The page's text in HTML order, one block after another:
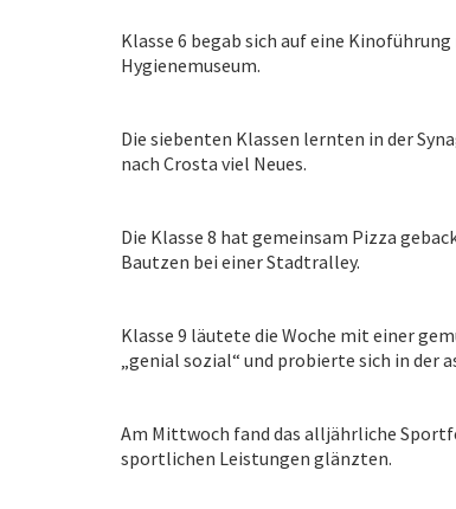
Klasse 6 begab sich auf eine
Hygienemuseum.
Die siebenten Klassen lernten in der
nach Crosta viel Neues.
Die Klasse 8 hat gemeinsam Pizza
Bautzen bei einer Stadtralley.
Klasse 9 läutete die Woche mit einer
„genial sozial“ und probierte sich in der
Am Mittwoch fand das alljährliche
sportlichen Leistungen glänzten.